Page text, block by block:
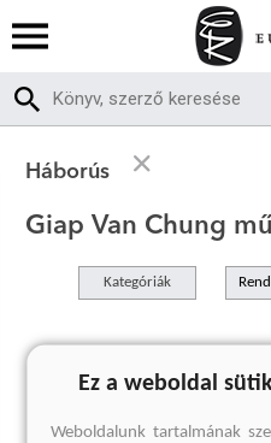
Háborús
Giap Van Chung
Kategóriák
A keresett
Ez a weboldal
Weboldalunk tartalmának